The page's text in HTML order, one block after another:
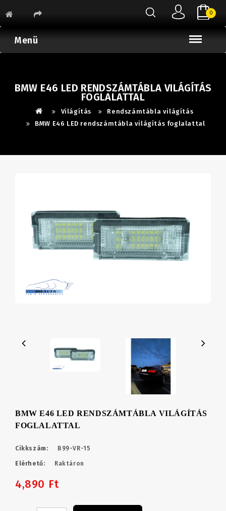
0
Menü
BMW E46 LED RENDSZÁMTÁBLA VILÁGÍTÁS
FOGLALATTAL
Világítás
Rendszámtábla világítás
BMW E46 LED rendszámtábla világítás foglalattal
BMW E46 LED RENDSZÁMTÁBLA VILÁGÍTÁS
FOGLALATTAL
Cikkszám: B99-VR-15
Elérhető: Raktáron
4,890 Ft